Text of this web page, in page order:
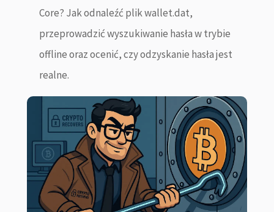
Core? Jak odnaleźć plik wallet.dat,
przeprowadzić wyszukiwanie hasła w trybie
offline oraz ocenić, czy odzyskanie hasła jest
realne.